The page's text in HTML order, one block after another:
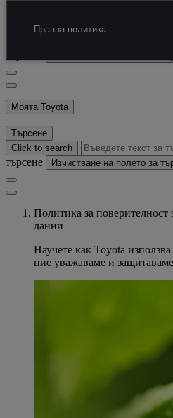
Търсене
Моята Toyota
Търсене
Click to search
търсене
Изчистване на полето за
Правна политика
Политика за поверителност
данни
Научете как Toyota
ние уважаваме и